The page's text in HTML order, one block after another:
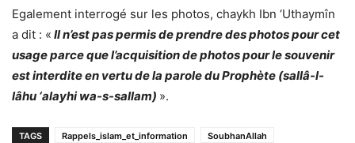
Egalement interrogé sur les photos, chaykh Ibn ‘Uthaymîn
a dit : « Il n’est pas permis de prendre des photos pour cet
usage parce que l’acquisition de photos pour le souvenir
est interdite en vertu de la parole du Prophète (sallâ-l-
lâhu ‘alayhi wa-s-sallam) ».
TAGS Rappels_islam_et_information SoubhanAllah